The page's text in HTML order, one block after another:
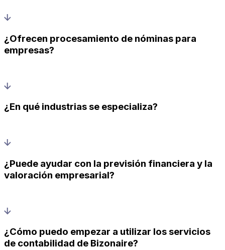
¿Ofrecen procesamiento de nóminas para
empresas?
¿En qué industrias se especializa?
¿Puede ayudar con la previsión financiera y la
valoración empresarial?
¿Cómo puedo empezar a utilizar los servicios
de contabilidad de Bizonaire?